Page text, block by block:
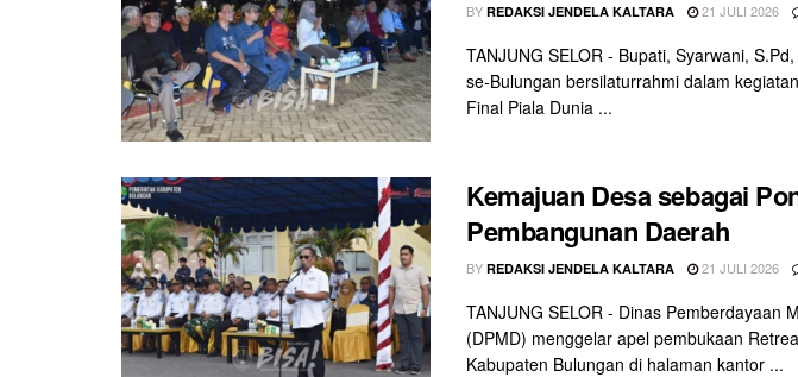
BY REDAKSI JENDELA KALTARA 21 JULI 2026
TANJUNG SELOR - Bupati, Syarwani,
se-Bulungan bersilaturrahmi dalam
Final Piala Dunia ...
Kemajuan Desa sebagai
Pembangunan Daerah
BY REDAKSI JENDELA KALTARA 21 JULI 2026
TANJUNG SELOR - Dinas Pemberdayaan
(DPMD) menggelar apel pembukaan
Kabupaten Bulungan di halaman kantor ...